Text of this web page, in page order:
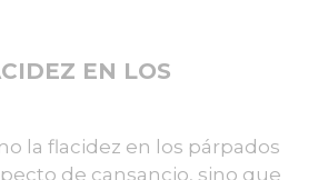
EN LOS
la flacidez en los párpados
de cansancio, sino que